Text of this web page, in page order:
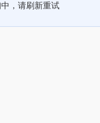
，请刷新重试